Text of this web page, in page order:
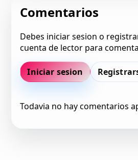
Comentarios
Debes iniciar sesion o
cuenta de lector para
Iniciar sesion
Todavia no hay comentarios